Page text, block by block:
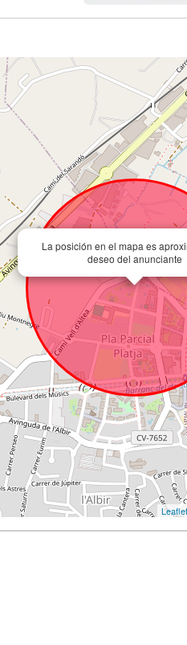
La posición en el mapa es
deseo del anunciante
Leaflet